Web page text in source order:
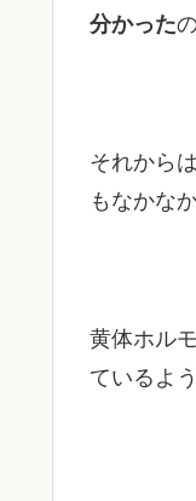
分かった
それから
もなかな
黄体ホル
ているよ